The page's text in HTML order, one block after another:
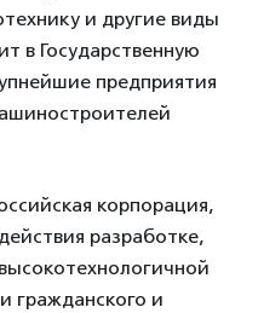
и другие виды
в Государственную
предприятия
корпорация,
разработке,
гражданского и